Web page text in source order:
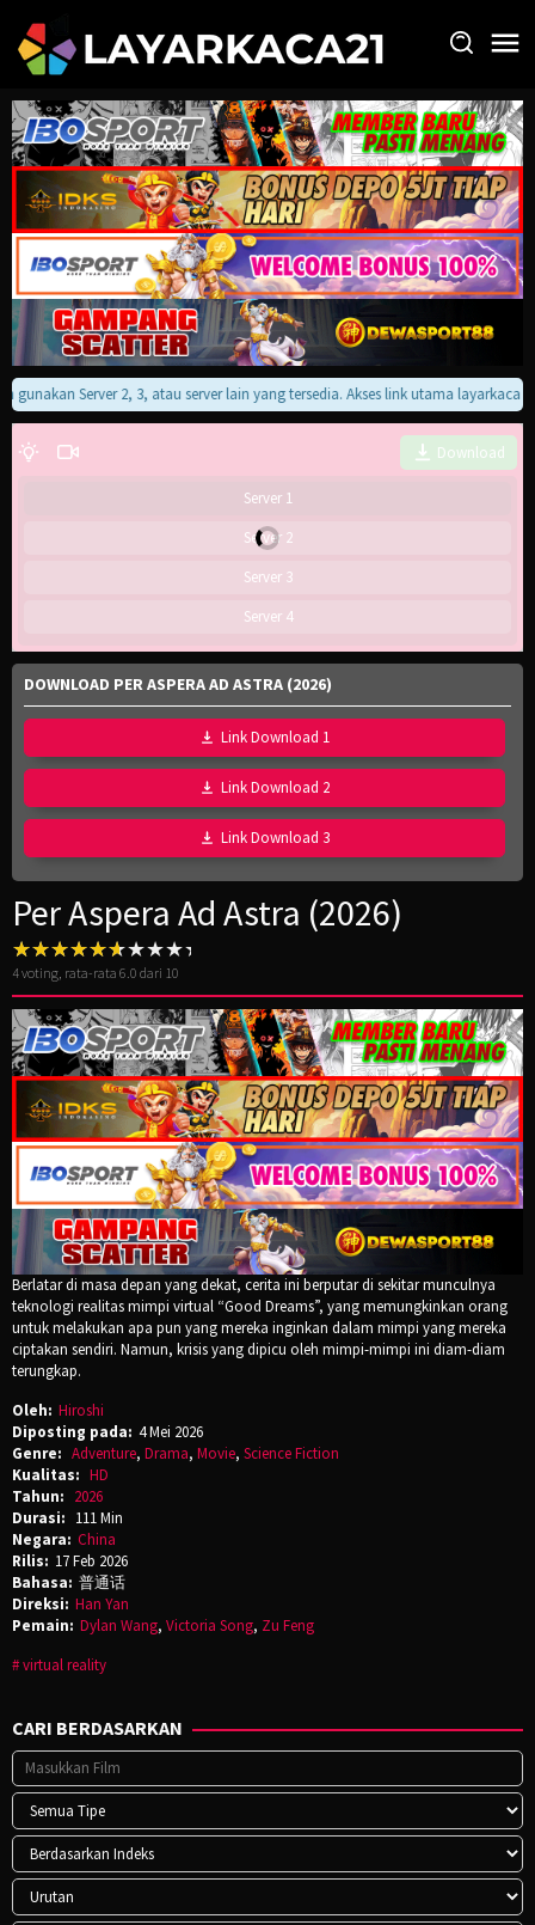
konten
Server 2, 3, atau server lain yang tersedia. Akses link utama layarkaca
Download
Server 1
Server 2
Server 3
Server 4
DOWNLOAD PER ASPERA AD ASTRA (2026)
Link Download 1
Link Download 2
Link Download 3
Per Aspera Ad Astra (2026)
4voting, rata-rata 6.0 dari 10
Berlatar di masa depan yang dekat, cerita ini berputar di sekitar munculnya
teknologi realitas mimpi virtual “Good Dreams”, yang memungkinkan orang
untuk melakukan apa pun yang mereka inginkan dalam mimpi yang mereka
ciptakan sendiri. Namun, krisis yang dipicu oleh mimpi-mimpi ini diam-diam
terungkap.
Oleh: Hiroshi
Diposting pada: 4 Mei 2026
Genre: Adventure, Drama, Movie, Science Fiction
Kualitas: HD
Tahun: 2026
Durasi: 111 Min
Negara: China
Rilis: 17 Feb 2026
Bahasa: 普通话
Direksi: Han Yan
Pemain: Dylan Wang, Victoria Song, Zu Feng
virtual reality
CARI BERDASARKAN